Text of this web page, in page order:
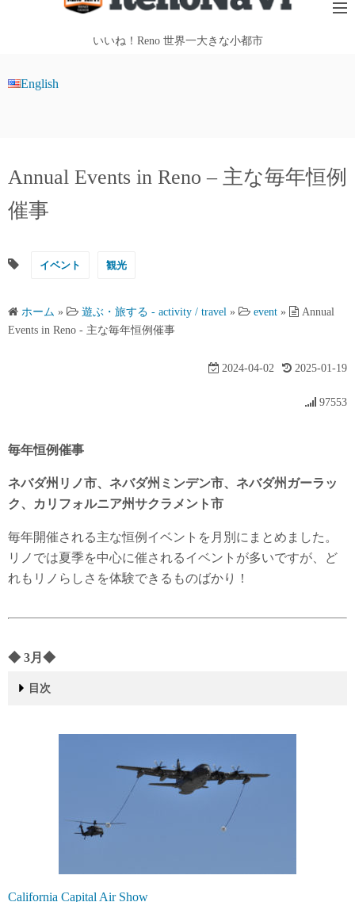
いいね！Reno 世界一大きな小都市
English
Annual Events in Reno – 主な毎年恒例
催事
イベント 観光
ホーム » 遊ぶ・旅する - activity / travel » event »
Annual
Events in Reno - 主な毎年恒例催事
2024-04-02 2025-01-19
97553
毎年恒例催事
ネバダ州リノ市、ネバダ州ミンデン市、ネバダ州ガーラッ
ク、カリフォルニア州サクラメント市
毎年開催される主な恒例イベントを月別にまとめました。
リノでは夏季を中心に催されるイベントが多いですが、ど
れもリノらしさを体験できるものばかり！
◆ 3月 ◆
目次
California Capital Air Show